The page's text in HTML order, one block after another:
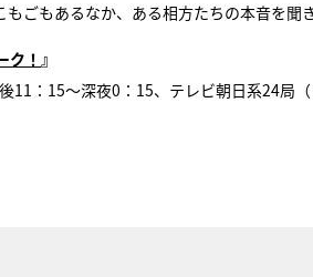
ごもあるなか、ある相方たちの本音を聞
ク！ 』
11：15～深夜0：15、テレビ朝日系24局